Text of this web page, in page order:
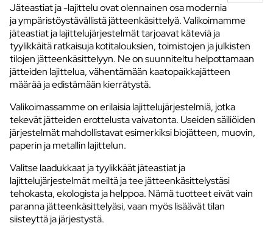
Jäteastiat ja -lajittelu ovat olennainen osa modernia
ja ympäristöystävällistä jätteenkäsittelyä. Valikoimamme
jäteastiat ja lajittelujärjestelmät tarjoavat käteviä ja
tyylikkäitä ratkaisuja kotitalouksien, toimistojen ja julkisten
tilojen jätteenkäsittelyyn. Ne on suunniteltu helpottamaan
jätteiden lajittelua, vähentämään kaatopaikkajätteen
määrää ja edistämään kierrätystä.
Valikoimassamme on erilaisia lajittelujärjestelmiä, jotka
tekevät jätteiden erottelusta vaivatonta. Useiden säiliöiden
järjestelmät mahdollistavat esimerkiksi biojätteen, muovin,
paperin ja metallin lajittelun.
Valitse laadukkaat ja tyylikkäät jäteastiat ja
lajittelujärjestelmät meiltä ja tee jätteenkäsittelystäsi
tehokasta, ekologista ja helppoa. Nämä tuotteet eivät vain
paranna jätteenkäsittelyäsi, vaan myös lisäävät tilan
siisteyttä ja järjestystä.